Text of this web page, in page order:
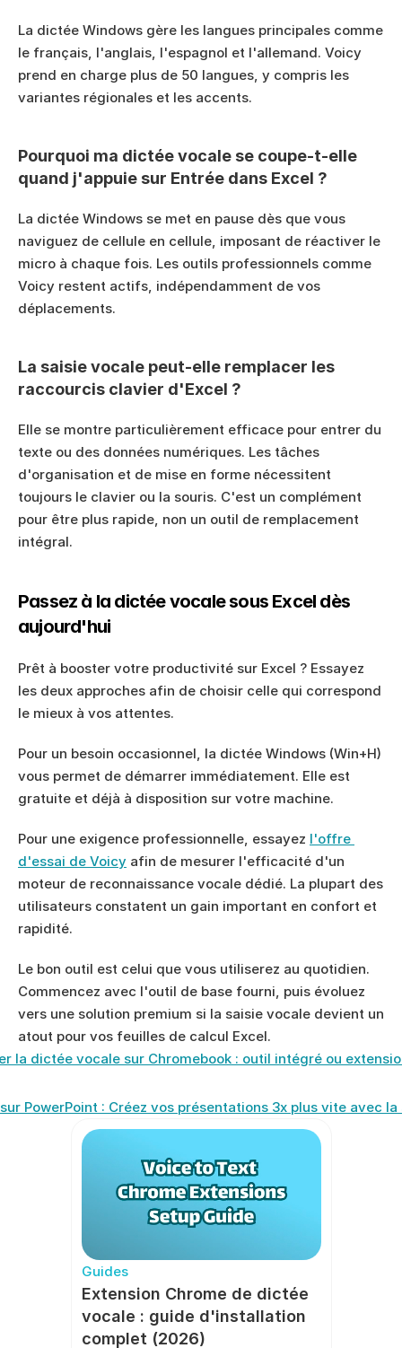
La dictée Windows gère les langues principales comme
le français, l'anglais, l'espagnol et l'allemand. Voicy
prend en charge plus de 50 langues, y compris les
variantes régionales et les accents.
Pourquoi ma dictée vocale se coupe-t-elle
quand j'appuie sur Entrée dans Excel ?
La dictée Windows se met en pause dès que vous
naviguez de cellule en cellule, imposant de réactiver le
micro à chaque fois. Les outils professionnels comme
Voicy restent actifs, indépendamment de vos
déplacements.
La saisie vocale peut-elle remplacer les
raccourcis clavier d'Excel ?
Elle se montre particulièrement efficace pour entrer du
texte ou des données numériques. Les tâches
d'organisation et de mise en forme nécessitent
toujours le clavier ou la souris. C'est un complément
pour être plus rapide, non un outil de remplacement
intégral.
Passez à la dictée vocale sous Excel dès
aujourd'hui
Prêt à booster votre productivité sur Excel ? Essayez
les deux approches afin de choisir celle qui correspond
le mieux à vos attentes.
Pour un besoin occasionnel, la dictée Windows (Win+H)
vous permet de démarrer immédiatement. Elle est
gratuite et déjà à disposition sur votre machine.
Pour une exigence professionnelle, essayez l'offre
d'essai de Voicy afin de mesurer l'efficacité d'un
moteur de reconnaissance vocale dédié. La plupart des
utilisateurs constatent un gain important en confort et
rapidité.
Le bon outil est celui que vous utiliserez au quotidien.
Commencez avec l'outil de base fourni, puis évoluez
vers une solution premium si la saisie vocale devient un
atout pour vos feuilles de calcul Excel.
la dictée vocale sur Chromebook : outil intégré ou
PowerPoint : Créez vos présentations 3x plus vite avec la
Guides
Extension Chrome de dictée
vocale : guide d'installation
complet (2026)